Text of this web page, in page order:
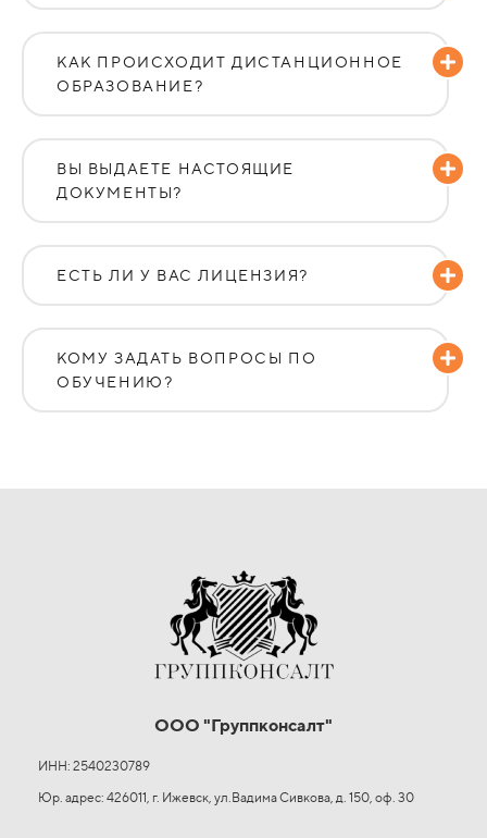
КАК ПРОИСХОДИТ ДИСТАНЦИОННОЕ
ОБРАЗОВАНИЕ?
ВЫ ВЫДАЕТЕ НАСТОЯЩИЕ
ДОКУМЕНТЫ?
ЕСТЬ ЛИ У ВАС ЛИЦЕНЗИЯ?
КОМУ ЗАДАТЬ ВОПРОСЫ ПО
ОБУЧЕНИЮ?
ООО "Группконсалт"
ИНН: 2540230789
Юр. адрес: 426011, г. Ижевск, ул.Вадима Сивкова, д. 150, оф. 30